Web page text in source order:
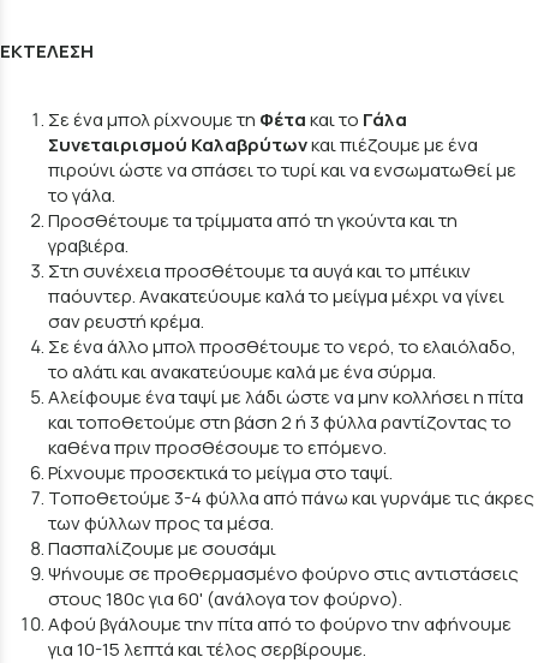
ΕΚΤΕΛΕΣΗ
Σε ένα μπολ ρίχνουμε τη Φέτακαι το Γάλα
Συνεταιρισμού Καλαβρύτωνκαι πιέζουμε με ένα
πιρούνι ώστε να σπάσει το τυρί και να ενσωματωθεί με
το γάλα.
Προσθέτουμε τα τρίμματα από τη γκούντα και τη
γραβιέρα.
Στη συνέχεια προσθέτουμε τα αυγά και το μπέικιν
παόυντερ. Ανακατεύουμε καλά το μείγμα μέχρι να γίνει
σαν ρευστή κρέμα.
Σε ένα άλλο μπολ προσθέτουμε το νερό, το ελαιόλαδο,
το αλάτι και ανακατεύουμε καλά με ένα σύρμα.
Αλείφουμε ένα ταψί με λάδι ώστε να μην κολλήσει η πίτα
και τοποθετούμε στη βάση 2 ή 3 φύλλα ραντίζοντας το
καθένα πριν προσθέσουμε το επόμενο.
Ρίχνουμε προσεκτικά το μείγμα στο ταψί.
Τοποθετούμε 3-4 φύλλα από πάνω και γυρνάμε τις άκρες
των φύλλων προς τα μέσα.
Πασπαλίζουμε με σουσάμι
Ψήνουμε σε προθερμασμένο φούρνο στις αντιστάσεις
στους 180c για 60' (ανάλογα τον φούρνο).
Αφού βγάλουμε την πίτα από το φούρνο την αφήνουμε
για 10-15 λεπτά και τέλος σερβίρουμε.